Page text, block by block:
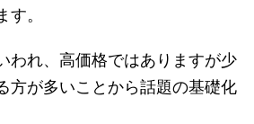
。
われ、高価格ではありますが少
方が多いことから話題の基礎化